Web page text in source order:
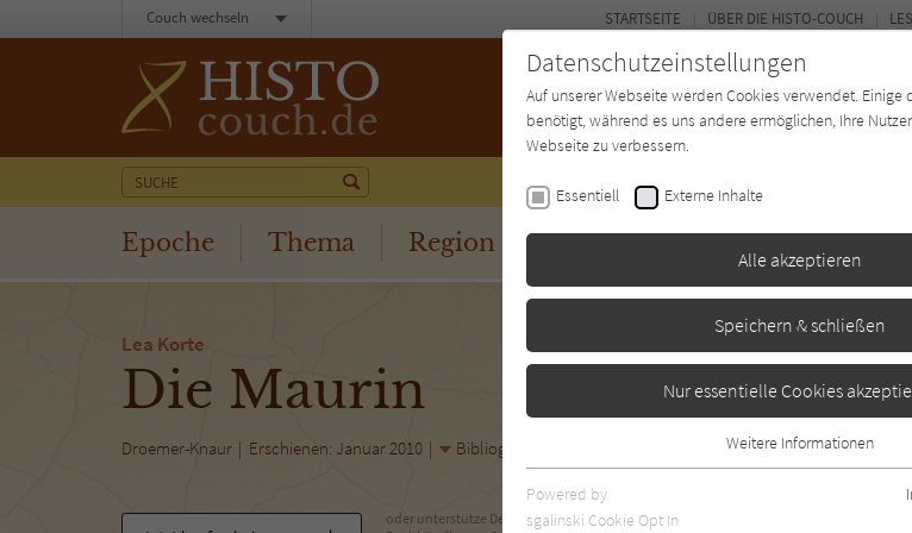
Epoche Thema Region Buchtyp Autor*in
STARTSEITE ÜBER DIE HISTO-COUCH
Couch wechseln
Lea Korte
Die Maurin
Droemer-Knaur Erschienen: Januar 2010 Bibliogr. Angaben
oder unterstütze Deinen
Datenschutzeinstellungen
Auf unserer Webseite werden Cookies verwendet.
benötigt, während es uns andere ermöglichen, Ihre
Webseite zu verbessern.
Essentiell Externe Inhalte
Alle akzeptieren
Speichern & schließen
Nur essentielle Cookies
Essentielle Cookies werden für grundlegende
benötigt. Dadurch ist gewährleistet, dass die Webseite
Weitere Informationen
Powered by
sgalinski Cookie Opt In